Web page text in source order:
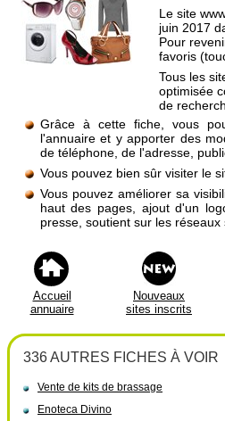
Le site
juin 2017
Pour
favoris
Tous les
optimisée
de
Grâce à cette fiche, vous
l'annuaire et y apporter des
de téléphone, de l'adresse,
Vous pouvez bien sûr visiter le
Vous pouvez améliorer sa
haut des pages, ajout d'un
presse, soutient sur les réseaux
Accueil
annuaire
Nouveaux
sites inscrits
336 AUTRES FICHES À VOIR
Vente de kits de brassage
Enoteca Divino